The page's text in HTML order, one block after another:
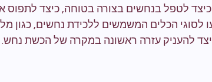
לטפל בנחשים בצורה בטוחה, כיצד לתפוס
לסוגי הכלים המשמשים ללכידת נחשים, כגון
להעניק עזרה ראשונה במקרה של הכשת נחש.